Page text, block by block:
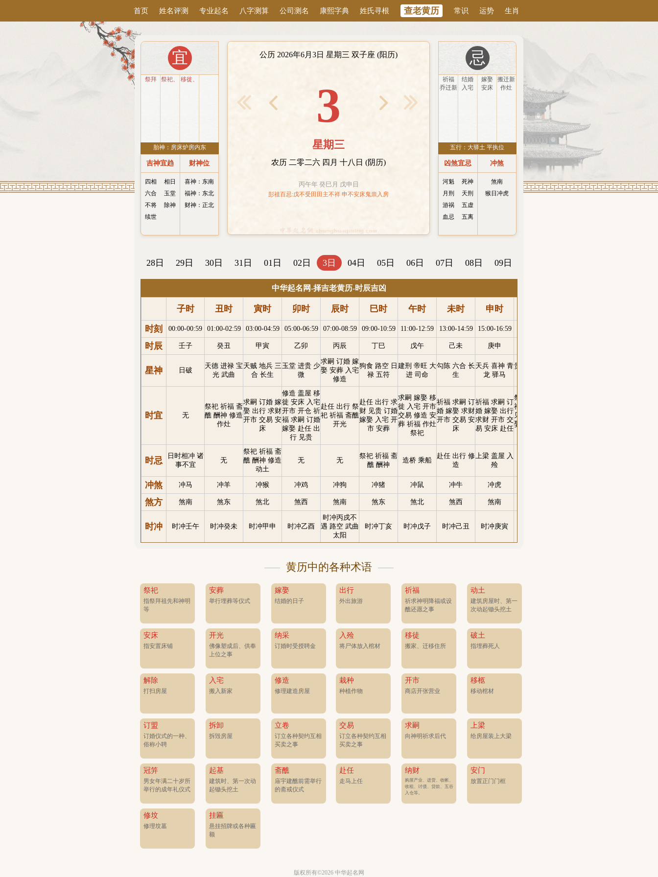
首页 姓名评测 专业起名 八字测算 公司测名 康熙字典 姓氏寻根 查老黄历 常识 运势 生肖
宜
祭拜
祭祀、
移徙、
胎神：房床炉房内东
吉神宜趋
四相
相日
六合
玉堂
不将
除神
续世
财神位
喜神：东南
福神：东北
财神：正北
公历 2026年6月3日 星期三 双子座 (阳历)
3
星期三
农历 二零二六 四月 十八日 (阴历)
丙午年 癸巳月 戊申日
彭祖百忌:戊不受田田主不祥 申不安床鬼祟入房
忌
祈福 结婚 嫁娶
搬迁新
宅
乔迁新
入宅 安床 作灶
五行：大驿土 平执位
凶煞宜忌
河魁
死神
月刑
天刑
游祸
五虚
血忌
五离
冲煞
煞南
猴日冲虎
< 前1月
28日 29日 30日 31日 01日 02日 3日 04日 05日 06日 07日 08日 09日
后1月 >
中华起名网-择吉老黄历-时辰吉凶
子时 丑时 寅时 卯时 辰时 巳时 午时 未时 申时
时刻 00:00-00:59 01:00-02:59 03:00-04:59 05:00-06:59 07:00-08:59 09:00-10:59 11:00-12:59 13:00-14:59 15:00-16:59
时辰 壬子 癸丑 甲寅 乙卯 丙辰 丁巳 戊午 己未 庚申
星神 日破
天德 进禄 宝
光 武曲
天贼 地兵 三
合 长生
玉堂 进贵 少
微
求嗣 订婚 嫁
娶 安葬 入宅
修造
狗食 路空 日
禄 五符
建刑 帝旺 大
进 司命
勾陈 六合 长
生
天兵 喜神 青
龙 驿马
贵人 天赦 明
时宜 无
祭祀 祈福 斋
醮 酬神 修造
作灶
求嗣 订婚 嫁
娶 出行 求财
开市 交易 安
床
修造 盖屋 移
徙 安床 入宅
开市 开仓 祈
福 求嗣 订婚
嫁娶 赴任 出
行 见贵
赴任 出行 祭
祀 祈福 斋醮
开光
赴任 出行 求
财 见贵 订婚
嫁娶 入宅 开
市 安葬
求嗣 嫁娶 移
徙 入宅 开市
交易 修造 安
葬 祈福 作灶
祭祀
祈福 求嗣 订
婚 嫁娶 求财
开市 交易 安
床
祈福 求嗣 订
婚 嫁娶 出行
求财 开市 交
易 安床 赴任
祭祀 祈福 酬
神 出行 求财
见贵 订婚 嫁
娶 修造 安葬
时忌
日时相冲 诸
事不宜
无
祭祀 祈福 斋
醮 酬神 修造
动土
无 无
祭祀 祈福 斋
醮 酬神
造桥 乘船
赴任 出行 修
造
上梁 盖屋 入
殓
冲煞 冲马 冲羊 冲猴 冲鸡 冲狗 冲猪 冲鼠 冲牛 冲虎
煞方 煞南 煞东 煞北 煞西 煞南 煞东 煞北 煞西 煞南
时冲 时冲壬午 时冲癸未 时冲甲申 时冲乙酉
时冲丙戍不
遇 路空 武曲
太阳
时冲丁亥 时冲戊子 时冲己丑 时冲庚寅
黄历中的各种术语
祭祀
指祭拜祖先和神明
等
安葬
举行埋葬等仪式
嫁娶
结婚的日子
出行
外出旅游
祈福
祈求神明降福或设
醮还愿之事
动土
建筑房屋时、第一
次动起锄头挖土
安床
指安置床铺
开光
佛像塑成后、供奉
上位之事
纳采
订婚时受授聘金
入殓
将尸体放入棺材
移徒
搬家、迁移住所
破土
指埋葬死人
解除
打扫房屋
入宅
搬入新家
修造
修理建造房屋
栽种
种植作物
开市
商店开张营业
移柩
移动棺材
订盟
订婚仪式的一种、
俗称小聘
拆卸
拆毁房屋
立卷
订立各种契约互相
买卖之事
交易
订立各种契约互相
买卖之事
求嗣
向神明祈求后代
上梁
给房屋装上大梁
冠笄
男女年满二十岁所
举行的成年礼仪式
起基
建筑时、第一次动
起锄头挖土
斋醮
庙宇建醮前需举行
的斋戒仪式
赴任
走马上任
纳财
购屋产业、进货、收帐、
收租、讨债、贷款、五谷
入仓等。
安门
放置正门门框
修坟
修理坟墓
挂匾
悬挂招牌或各种匾
额
版权所有©2026 中华起名网